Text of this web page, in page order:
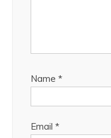
Name *
Email *